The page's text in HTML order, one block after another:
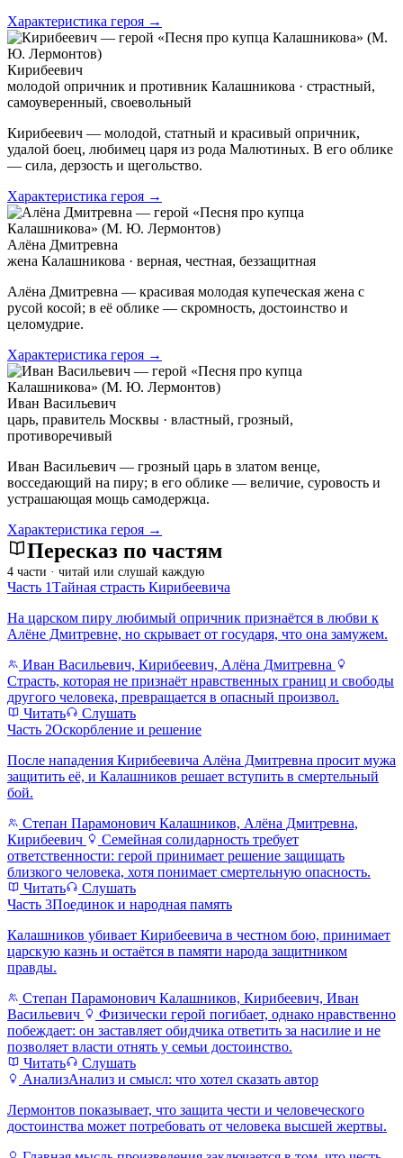
Характеристика героя →
Кирибеевич
молодой опричник и противник Калашникова · страстный,
самоуверенный, своевольный
Кирибеевич — молодой, статный и красивый опричник,
удалой боец, любимец царя из рода Малютиных. В его облике
— сила, дерзость и щегольство.
Характеристика героя →
Алёна Дмитревна
жена Калашникова · верная, честная, беззащитная
Алёна Дмитревна — красивая молодая купеческая жена с
русой косой; в её облике — скромность, достоинство и
целомудрие.
Характеристика героя →
Иван Васильевич
царь, правитель Москвы · властный, грозный,
противоречивый
Иван Васильевич — грозный царь в златом венце,
восседающий на пиру; в его облике — величие, суровость и
устрашающая мощь самодержца.
Характеристика героя →
Пересказ по частям
4 части · читай или слушай каждую
Часть 1Тайная страсть Кирибеевича
На царском пиру любимый опричник признаётся в любви к
Алёне Дмитревне, но скрывает от государя, что она замужем.
Иван Васильевич, Кирибеевич, Алёна Дмитревна
Страсть, которая не признаёт нравственных границ и свободы
другого человека, превращается в опасный произвол.
Читать
Слушать
Часть 2Оскорбление и решение
После нападения Кирибеевича Алёна Дмитревна просит мужа
защитить её, и Калашников решает вступить в смертельный
бой.
Степан Парамонович Калашников, Алёна Дмитревна,
Кирибеевич
Семейная солидарность требует
ответственности: герой принимает решение защищать
близкого человека, хотя понимает смертельную опасность.
Читать
Слушать
Часть 3Поединок и народная память
Калашников убивает Кирибеевича в честном бою, принимает
царскую казнь и остаётся в памяти народа защитником
правды.
Степан Парамонович Калашников, Кирибеевич, Иван
Васильевич
Физически герой погибает, однако нравственно
побеждает: он заставляет обидчика ответить за насилие и не
позволяет власти отнять у семьи достоинство.
Читать
Слушать
АнализАнализ и смысл: что хотел сказать автор
Лермонтов показывает, что защита чести и человеческого
достоинства может потребовать от человека высшей жертвы.